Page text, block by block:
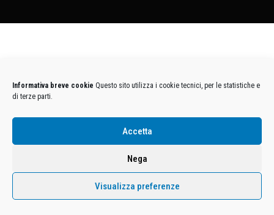
Informativa breve cookie Questo sito utilizza i cookie tecnici, per le statistiche e
di terze parti.
Accetta
Nega
Visualizza preferenze